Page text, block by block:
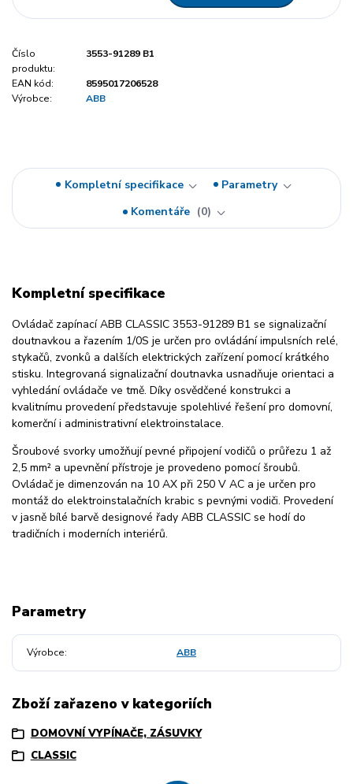
Číslo
produktu:
3553-91289 B1
EAN kód:
8595017206528
Výrobce:
ABB
Kompletní specifikace
Parametry
Komentáře
0
Kompletní specifikace
Ovládač zapínací ABB CLASSIC 3553-91289 B1 se signalizační
doutnavkou a řazením 1/0S je určen pro ovládání impulsních relé,
stykačů, zvonků a dalších elektrických zařízení pomocí krátkého
stisku. Integrovaná signalizační doutnavka usnadňuje orientaci a
vyhledání ovládače ve tmě. Díky osvědčené konstrukci a
kvalitnímu provedení představuje spolehlivé řešení pro domovní,
komerční i administrativní elektroinstalace.
Šroubové svorky umožňují pevné připojení vodičů o průřezu 1 až
2,5 mm² a upevnění přístroje je provedeno pomocí šroubů.
Ovládač je dimenzován na 10 AX při 250 V AC a je určen pro
montáž do elektroinstalačních krabic s pevnými vodiči. Provedení
v jasně bílé barvě designové řady ABB CLASSIC se hodí do
tradičních i moderních interiérů.
Parametry
Výrobce ABB
Zboží zařazeno v kategoriích
DOMOVNÍ VYPÍNAČE, ZÁSUVKY
CLASSIC